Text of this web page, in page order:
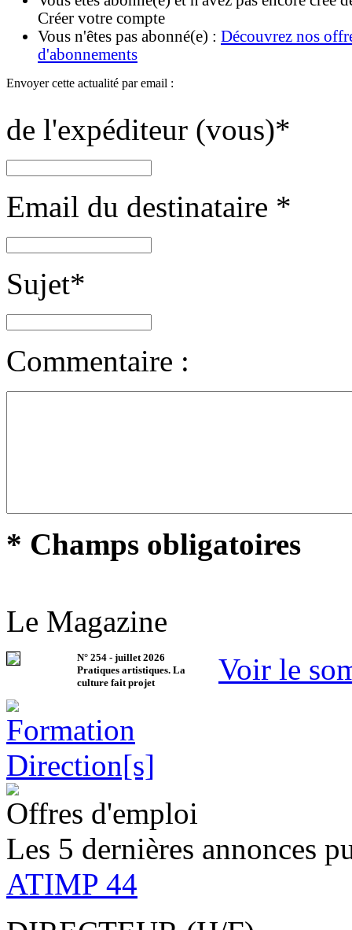
Créer votre compte
Vous n'êtes pas abonné(e) : Découvrez nos
d'abonnements
Envoyer cette actualité par email :
de l'expéditeur (vous)*
Email du destinataire *
Sujet*
Commentaire :
* Champs obligatoires
Le Magazine
N° 254 - juillet 2026
Pratiques artistiques. La
culture fait projet
Voir le
Offres d'emploi
Les 5 dernières annonces
ATIMP 44